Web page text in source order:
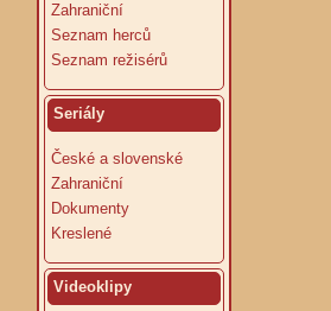
Zahraniční
Seznam herců
Seznam režisérů
Seriály
České a slovenské
Zahraniční
Dokumenty
Kreslené
Videoklipy